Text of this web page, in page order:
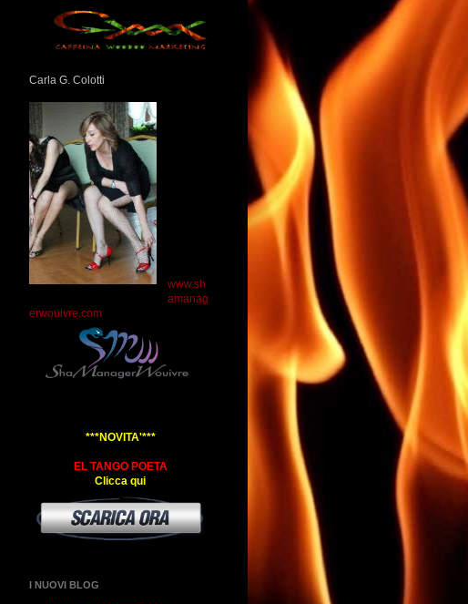
Carla G. Colotti
www.sh
amanag
erwouivre.com
***NOVITA'***
EL TANGO POETA
Clicca qui
I NUOVI BLOG